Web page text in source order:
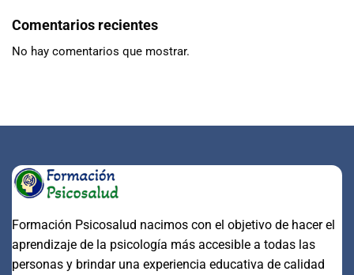
Comentarios recientes
No hay comentarios que mostrar.
Formación Psicosalud nacimos con el objetivo de hacer el
aprendizaje de la psicología más accesible a todas las
personas y brindar una experiencia educativa de calidad